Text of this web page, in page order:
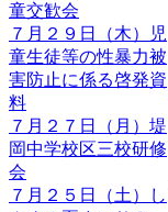
童交歓会
７月２９日（木）児
童生徒等の性暴力被
害防止に係る啓発資
料
７月２７日（月）堤
岡中学校区三校研修
会
７月２５日（土）し